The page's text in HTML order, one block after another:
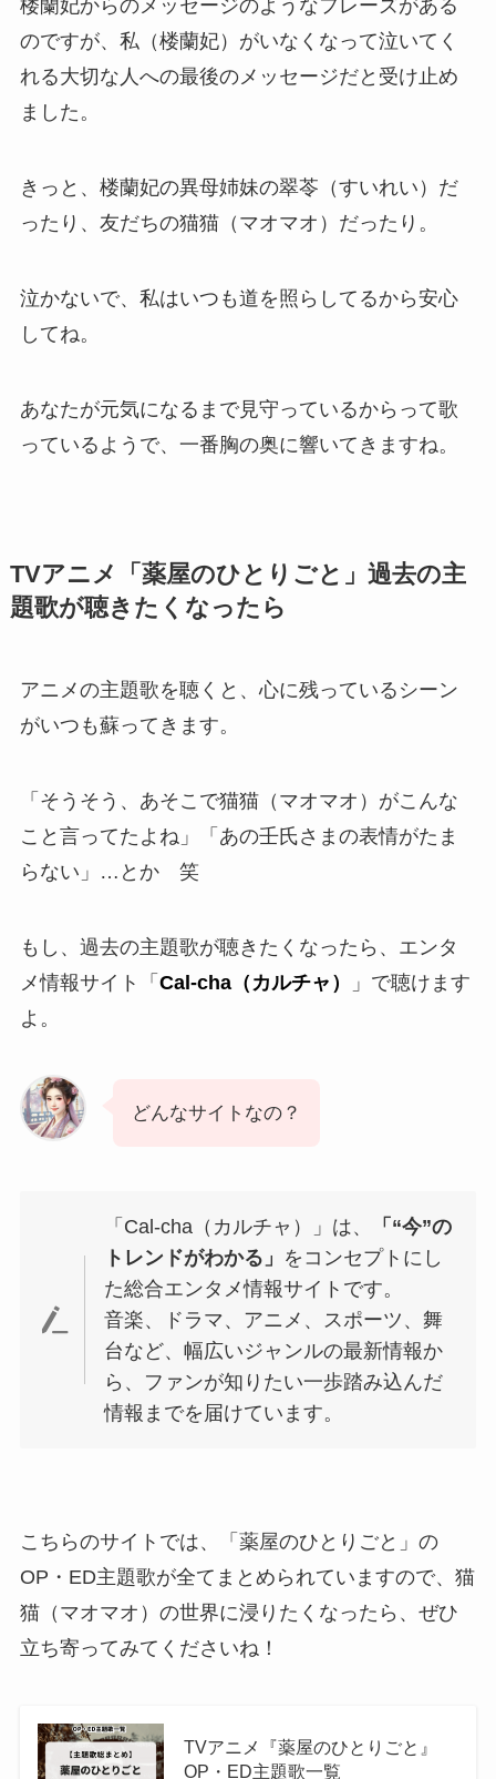
楼蘭妃からのメッセージのようなフレーズがある
のですが、私（楼蘭妃）がいなくなって泣いてく
れる大切な人への最後のメッセージだと受け止め
ました。
きっと、楼蘭妃の異母姉妹の翠苓（すいれい）だ
ったり、友だちの猫猫（マオマオ）だったり。
泣かないで、私はいつも道を照らしてるから安心
してね。
あなたが元気になるまで見守っているからって歌
っているようで、一番胸の奥に響いてきますね。
TVアニメ「薬屋のひとりごと」過去の主
題歌が聴きたくなったら
アニメの主題歌を聴くと、心に残っているシーン
がいつも蘇ってきます。
「そうそう、あそこで猫猫（マオマオ）がこんな
こと言ってたよね」「あの壬氏さまの表情がたま
らない」…とか 笑
もし、過去の主題歌が聴きたくなったら、エンタ
メ情報サイト「 Cal-cha（カルチャ）
」で聴けます
よ。
どんなサイトなの？
「Cal-cha（カルチャ）」は、
「“今”の
トレンドがわかる」 をコンセプトにし
た総合エンタメ情報サイトです。
音楽、ドラマ、アニメ、スポーツ、舞
台など、幅広いジャンルの最新情報か
ら、ファンが知りたい一歩踏み込んだ
情報までを届けています。
こちらのサイトでは、「薬屋のひとりごと」の
OP・ED主題歌が全てまとめられていますので、猫
猫（マオマオ）の世界に浸りたくなったら、ぜひ
立ち寄ってみてくださいね！
TVアニメ『薬屋のひとりごと』
OP・ED主題歌一覧